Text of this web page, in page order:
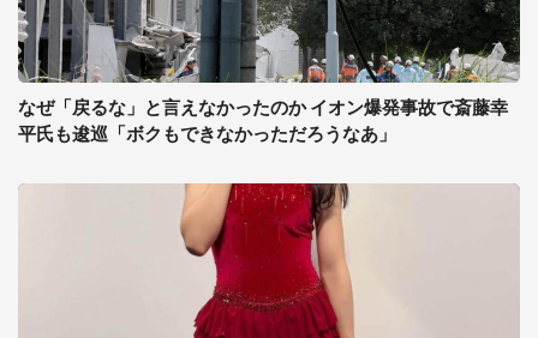
なぜ「戻るな」と言えなかったのか イオン爆発事故で斎藤幸
平氏も逡巡「ボクもできなかっただろうなあ」